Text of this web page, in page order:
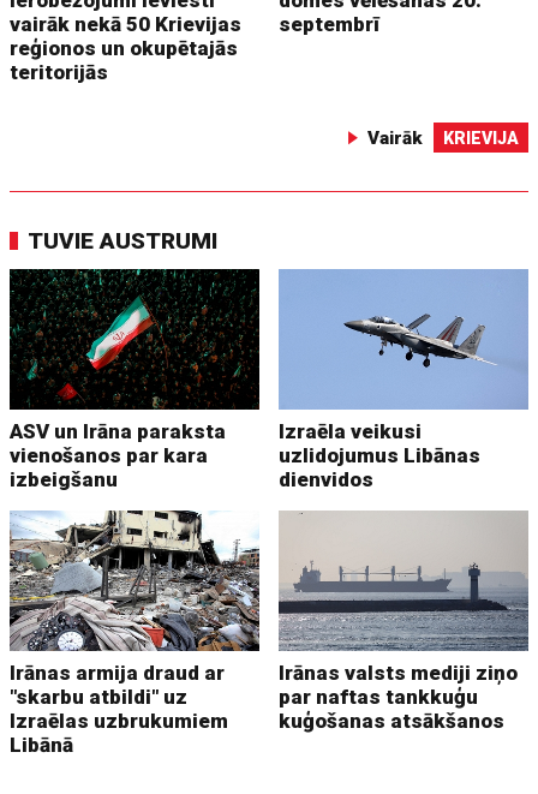
vairāk nekā 50 Krievijas
reģionos un okupētajās
teritorijās
septembrī
Vairāk KRIEVIJA
TUVIE AUSTRUMI
ASV un Irāna paraksta
vienošanos par kara
izbeigšanu
Izraēla veikusi
uzlidojumus Libānas
dienvidos
Irānas armija draud ar
"skarbu atbildi" uz
Izraēlas uzbrukumiem
Libānā
Irānas valsts mediji ziņo
par naftas tankkuģu
kuģošanas atsākšanos